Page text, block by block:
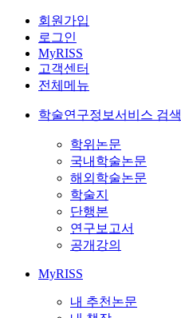
회원가입
로그인
MyRISS
고객센터
전체메뉴
학술연구정보서비스 검색
학위논문
국내학술논문
해외학술논문
학술지
단행본
연구보고서
공개강의
MyRISS
내 추천논문